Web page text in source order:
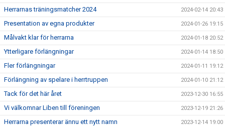
Herrarnas träningsmatcher 2024 2024-02-14 20:43
Presentation av egna produkter 2024-01-26 19:15
Målvakt klar för herrarna 2024-01-18 20:52
Ytterligare förlängningar 2024-01-14 18:50
Fler förlängningar 2024-01-11 19:12
Förlängning av spelare i herrtruppen 2024-01-10 21:12
Tack för det här året 2023-12-30 16:55
Vi välkomnar Liben till föreningen 2023-12-19 21:26
Herrarna presenterar ännu ett nytt namn 2023-12-14 19:00